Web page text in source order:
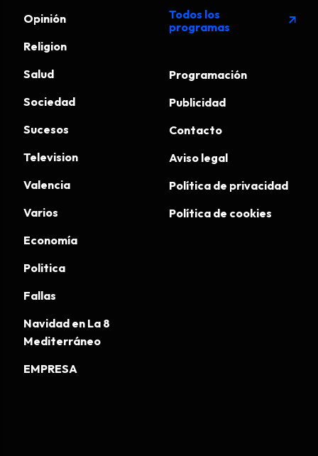
Opinión
Religion
Salud
Sociedad
Sucesos
Television
Valencia
Varios
Economía
Politica
Fallas
Navidad en La 8
Mediterráneo
EMPRESA
Todos los
programas
arrow_outward
Programación
Publicidad
Contacto
Aviso legal
Política de privacidad
Política de cookies